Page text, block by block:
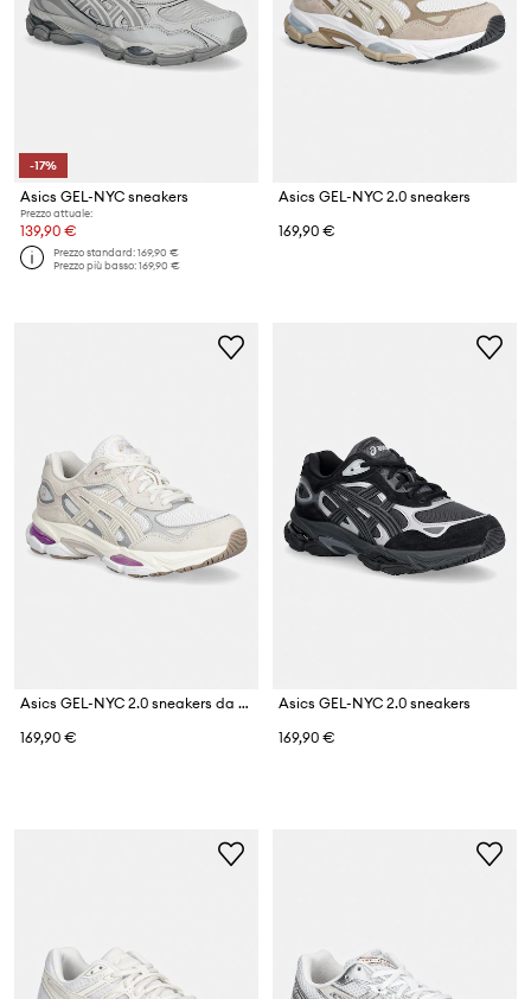
-17%
Asics GEL-NYC sneakers
Prezzo attuale:
139,90 €
Prezzo standard:169,90 €
Prezzo più basso:169,90 €
Asics GEL-NYC 2.0 sneakers
169,90 €
Asics GEL-NYC 2.0 sneakers da donna
169,90 €
Asics GEL-NYC 2.0 sneakers
169,90 €